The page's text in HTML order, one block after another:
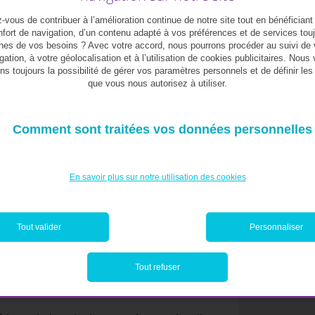
prendre une décision, et si la situation et
certainement tendance à imiter nos
même si leurs propres décisions nous
nous acceptons plus volontiers le risque
tout seul.
la tendance humaine naturelle à être
faire partie d’une communauté où
En effet, on ne suit pas non plus
aisément.
n’est plus
l’a déjà joué !
vous de contribuer à l’amélioration continue de notre site tout en bénéficiant
de navigation, d’un contenu adapté à vos préférences et de services
de vos besoins ? Avec votre accord, nous pourrons procéder au suivi de
à votre géolocalisation et à l’utilisation de cookies publicitaires. Nous
toujours la possibilité de gérer vos paramètres personnels et de définir
que vous nous autorisez à utiliser.
Comment sont traitées vos données personnelles
En savoir plus sur notre utilisation des cookies
Tout valider Personnaliser
Tout refuser